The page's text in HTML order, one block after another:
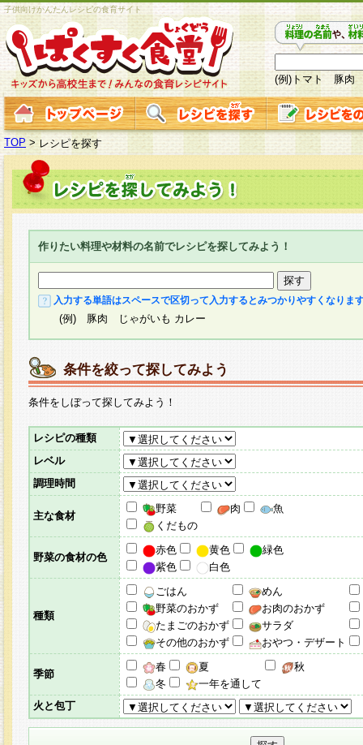
子供向けかんたんレシピの食育サイト
(例)トマト 豚肉
TOP > レシピを探す
作りたい料理や材料の名前でレシピを探してみよう！
入力する単語はスペースで区切って入力するとみつかりやすくなりま
(例) 豚肉 じゃがいも カレー
条件を絞って探してみよう
条件をしぼって探してみよう！
レシピの種類
レベル
調理時間
主な食材
野菜 肉
魚
くだもの
野菜の食材の色
赤色 黄色
緑色
紫色
白色
種類
ごはん
めん
野菜のおかず
お肉のおかず
たまごのおかず
サラダ
その他のおかず
おやつ・デザート
季節
春 夏
秋
冬
一年を通して
火と包丁